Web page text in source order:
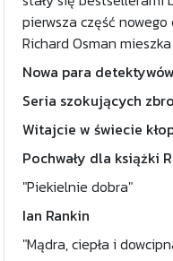
pierwsza część
Richard Osman
Nowa para
Seria szokujących
Witajcie w świecie
Pochwały dla książki
"Piekielnie dobra"
Ian Rankin
"Mądra, ciepła i